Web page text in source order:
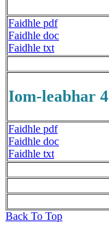
Faidhle pdf
Faidhle doc
Faidhle txt
Iom-leabhar 4
Faidhle pdf
Faidhle doc
Faidhle txt
Back To Top